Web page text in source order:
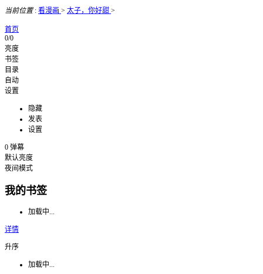
当前位置: 看漫画 > 太子，你好甜 >
首页
0/0
亮度
书签
目录
自动
设置
隐藏
发表
设置
0 弹幕
默认亮度
夜间模式
我的书签
加载中...
详情
升序
加载中...